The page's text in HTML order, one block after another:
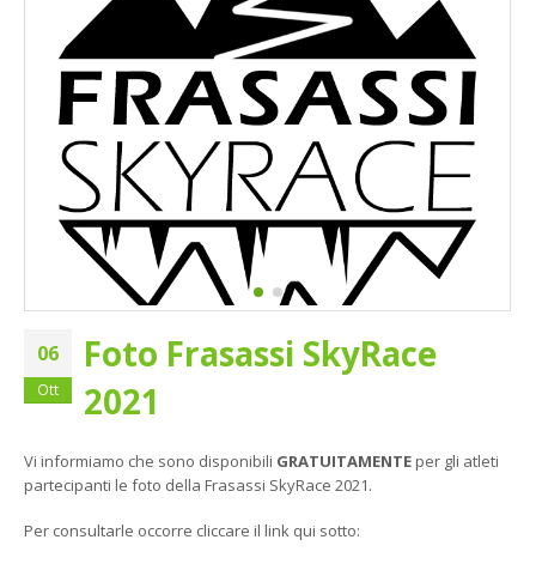
06
Ott
Foto Frasassi SkyRace
2021
Vi informiamo che sono disponibili GRATUITAMENTE per gli atleti
partecipanti le foto della Frasassi SkyRace 2021.
Per consultarle occorre cliccare il link qui sotto: